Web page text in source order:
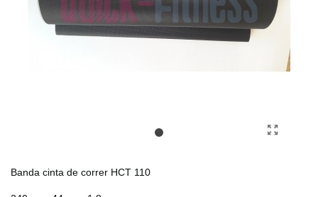
Banda cinta de correr HCT 110